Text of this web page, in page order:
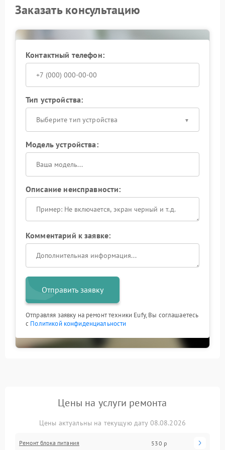
Заказать консультацию
Контактный телефон:
Тип устройства:
Выберите тип устройства
Модель устройства:
Описание неисправности:
Комментарий к заявке:
Отправить заявку
Отправляя заявку на ремонт техники Eufy, Вы соглашаетесь
с Политикой конфиденциальности
Цены на услуги ремонта
Цены актуальны на текущую дату 08.08.2026
Ремонт блока питания 530 р